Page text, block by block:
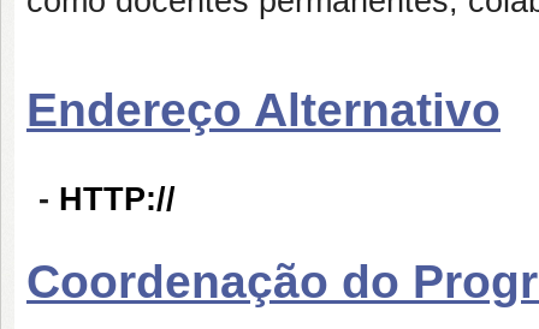
Endereço Alternativo
- HTTP://
Coordenação do